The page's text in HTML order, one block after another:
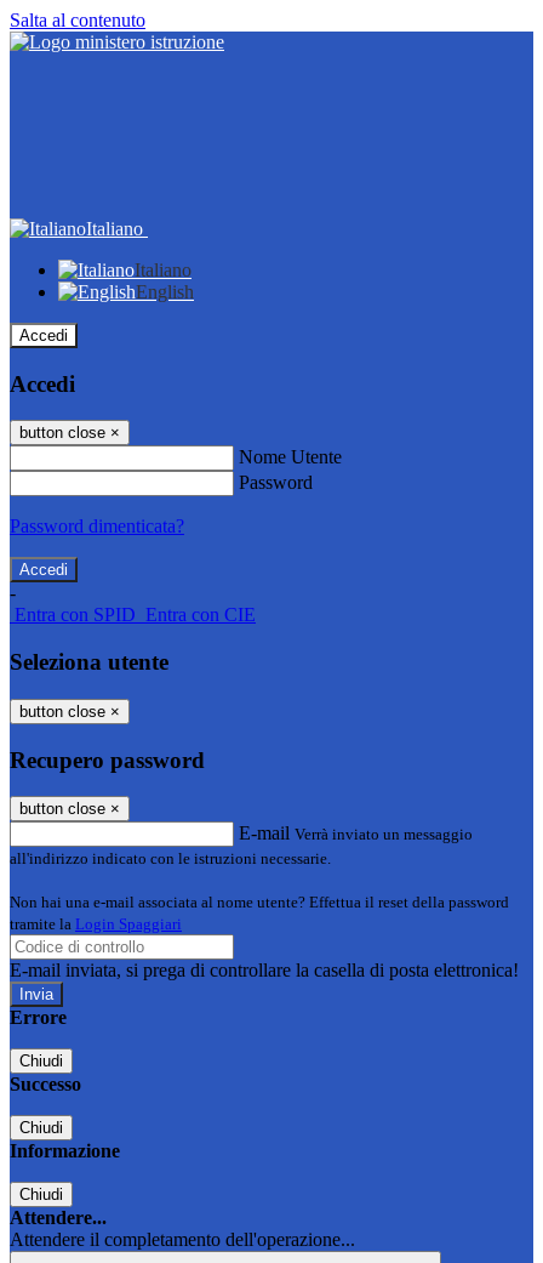
Salta al contenuto
Italiano
Italiano
English
Accedi
Accedi
button close ×
Nome Utente
Password
Password dimenticata?
-
Entra con SPID Entra con CIE
Seleziona utente
button close ×
Recupero password
button close ×
E-mail Verrà inviato un messaggio
all'indirizzo indicato con le istruzioni necessarie.
Non hai una e-mail associata al nome utente? Effettua il reset della password
tramite la Login Spaggiari
E-mail inviata, si prega di controllare la casella di posta elettronica!
Errore
Chiudi
Successo
Chiudi
Informazione
Chiudi
Attendere...
Attendere il completamento dell'operazione...